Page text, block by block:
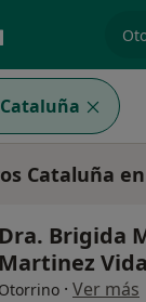
Cataluña
Dra. Brigida
Martinez
Otorrino · Ver más